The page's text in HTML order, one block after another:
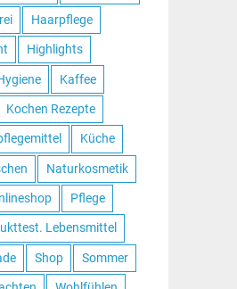
Haarpflege
Highlights
Kaffee
Kochen Rezepte
Küche
Naturkosmetik
Pflege
Lebensmittel
Shop Sommer